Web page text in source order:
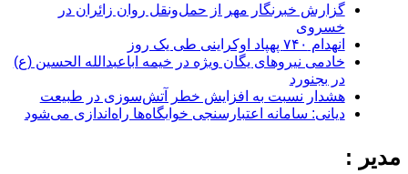
گزارش خبرنگار مهر از حمل‌ونقل روان زائران در
خسروی
انهدام ۷۴۰ پهپاد اوکراینی طی یک روز
خادمی نیروهای یگان ویژه در خیمه اباعبدالله الحسین (ع)
در بجنورد
هشدار نسبت به افزایش خطر آتش‌سوزی در طبیعت
دیانی: سامانه اعتبارسنجی خوابگاه‌ها راه‌اندازی می‌شود
مدیر :